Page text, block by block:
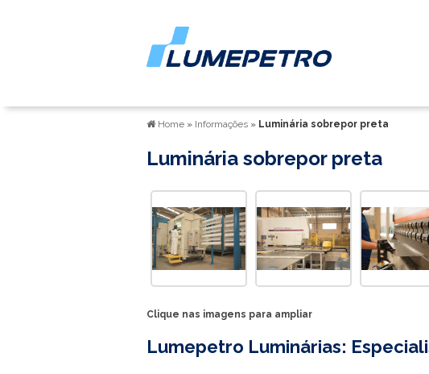
Home » Informações » Luminária sobrepor preta
Luminária sobrepor preta
Clique nas imagens para ampliar
Lumepetro Luminárias: